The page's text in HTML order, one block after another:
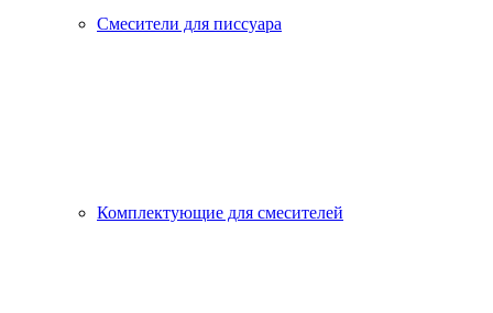
Смесители для писсуара
Комплектующие для смесителей